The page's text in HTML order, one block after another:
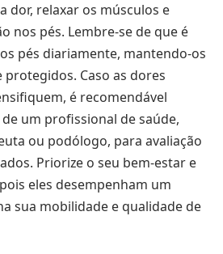
dor, relaxar os músculos e
nos pés. Lembre-se de que é
pés diariamente, mantendo-os
Caso as dores
é recomendável
um profissional de saúde,
ou podólogo, para avaliação
Priorize o seu bem-estar e
eles desempenham um
sua mobilidade e qualidade de